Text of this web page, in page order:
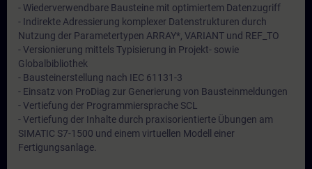
- Wiederverwendbare Bausteine mit optimiertem Datenzugriff
- Indirekte Adressierung komplexer Datenstrukturen durch
Nutzung der Parametertypen ARRAY*, VARIANT und REF_TO
- Versionierung mittels Typisierung in Projekt- sowie
Globalbibliothek
- Bausteinerstellung nach IEC 61131-3
- Einsatz von ProDiag zur Generierung von Bausteinmeldungen
- Vertiefung der Programmiersprache SCL
- Vertiefung der Inhalte durch praxisorientierte Übungen am
SIMATIC S7-1500 und einem virtuellen Modell einer
Fertigungsanlage.